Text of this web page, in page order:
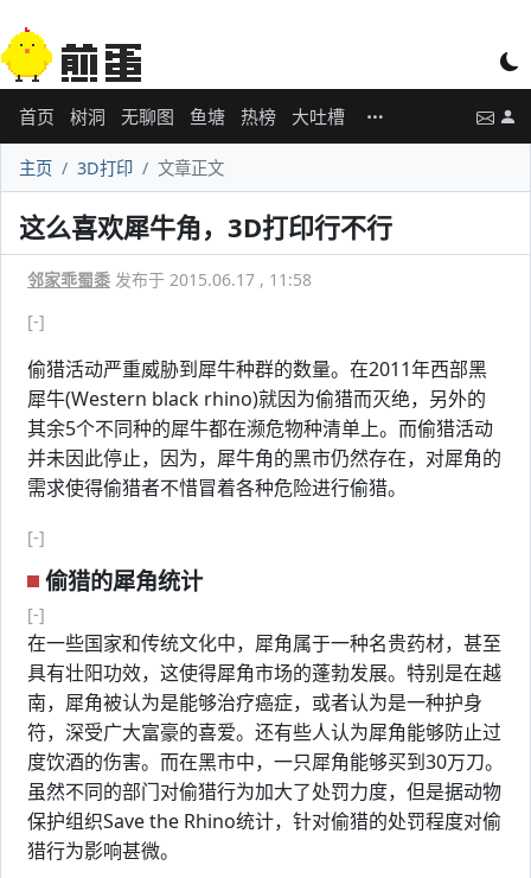
首页 树洞 无聊图 鱼塘 热榜 大吐槽
主页 3D打印 文章正文
这么喜欢犀牛角，3D打印行不行
邻家乖蜀黍 发布于 2015.06.17 , 11:58
[-]
偷猎活动严重威胁到犀牛种群的数量。在2011年西部黑
犀牛(Western black rhino)就因为偷猎而灭绝，另外的
其余5个不同种的犀牛都在濒危物种清单上。而偷猎活动
并未因此停止，因为，犀牛角的黑市仍然存在，对犀角的
需求使得偷猎者不惜冒着各种危险进行偷猎。
[-]
偷猎的犀角统计
[-]
在一些国家和传统文化中，犀角属于一种名贵药材，甚至
具有壮阳功效，这使得犀角市场的蓬勃发展。特别是在越
南，犀角被认为是能够治疗癌症，或者认为是一种护身
符，深受广大富豪的喜爱。还有些人认为犀角能够防止过
度饮酒的伤害。而在黑市中，一只犀角能够买到30万刀。
虽然不同的部门对偷猎行为加大了处罚力度，但是据动物
保护组织Save the Rhino统计，针对偷猎的处罚程度对偷
猎行为影响甚微。